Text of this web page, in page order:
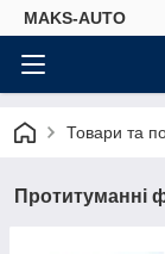
MAKS-AUTO
Товари та
Протитуманні